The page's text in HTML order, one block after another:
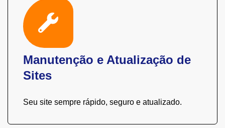
Manutenção e Atualização de
Sites
Seu site sempre rápido, seguro e atualizado.